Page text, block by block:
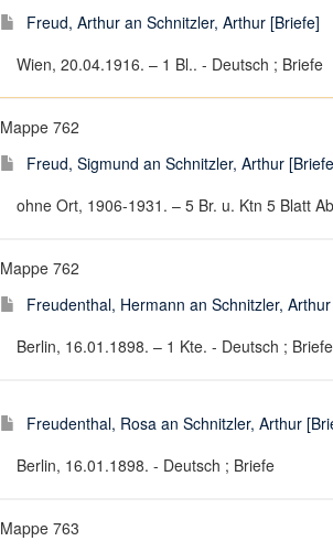
Freud, Arthur an Schnitzler, Arthur [Briefe]
Wien, 20.04.1916. – 1 Bl.. - Deutsch ; Briefe
Mappe 762
Freud, Sigmund an Schnitzler, Arthur
ohne Ort, 1906-1931. – 5 Br. u. Ktn 5 Blatt
Mappe 762
Freudenthal, Hermann an Schnitzler,
Berlin, 16.01.1898. – 1 Kte. - Deutsch ; Briefe
Freudenthal, Rosa an Schnitzler, Arthur
Berlin, 16.01.1898. - Deutsch ; Briefe
Mappe 763